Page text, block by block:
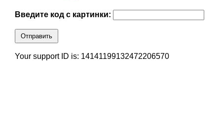
Введите код с картинки:
Отправить
Your support ID is: 14141199132472206570